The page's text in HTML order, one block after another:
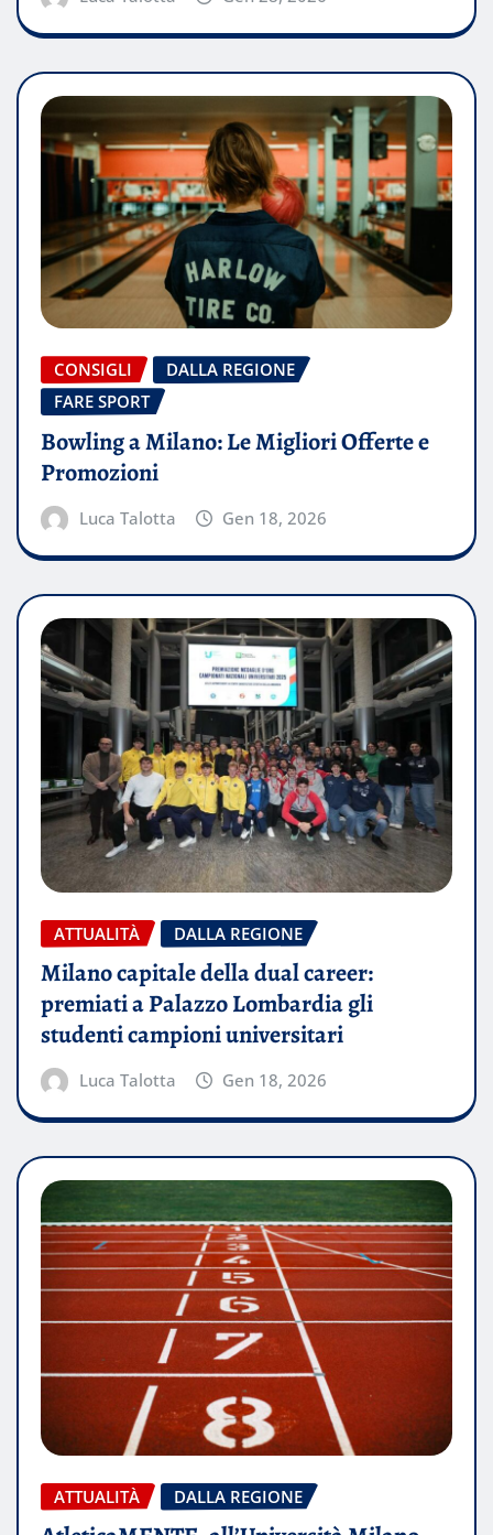
CONSIGLI
DALLA REGIONE
FARE SPORT
Bowling a Milano: Le Migliori Offerte e
Promozioni
Luca Talotta Gen 18, 2026
ATTUALITÀ DALLA REGIONE
Milano capitale della dual career:
premiati a Palazzo Lombardia gli
studenti campioni universitari
Luca Talotta Gen 18, 2026
ATTUALITÀ DALLA REGIONE